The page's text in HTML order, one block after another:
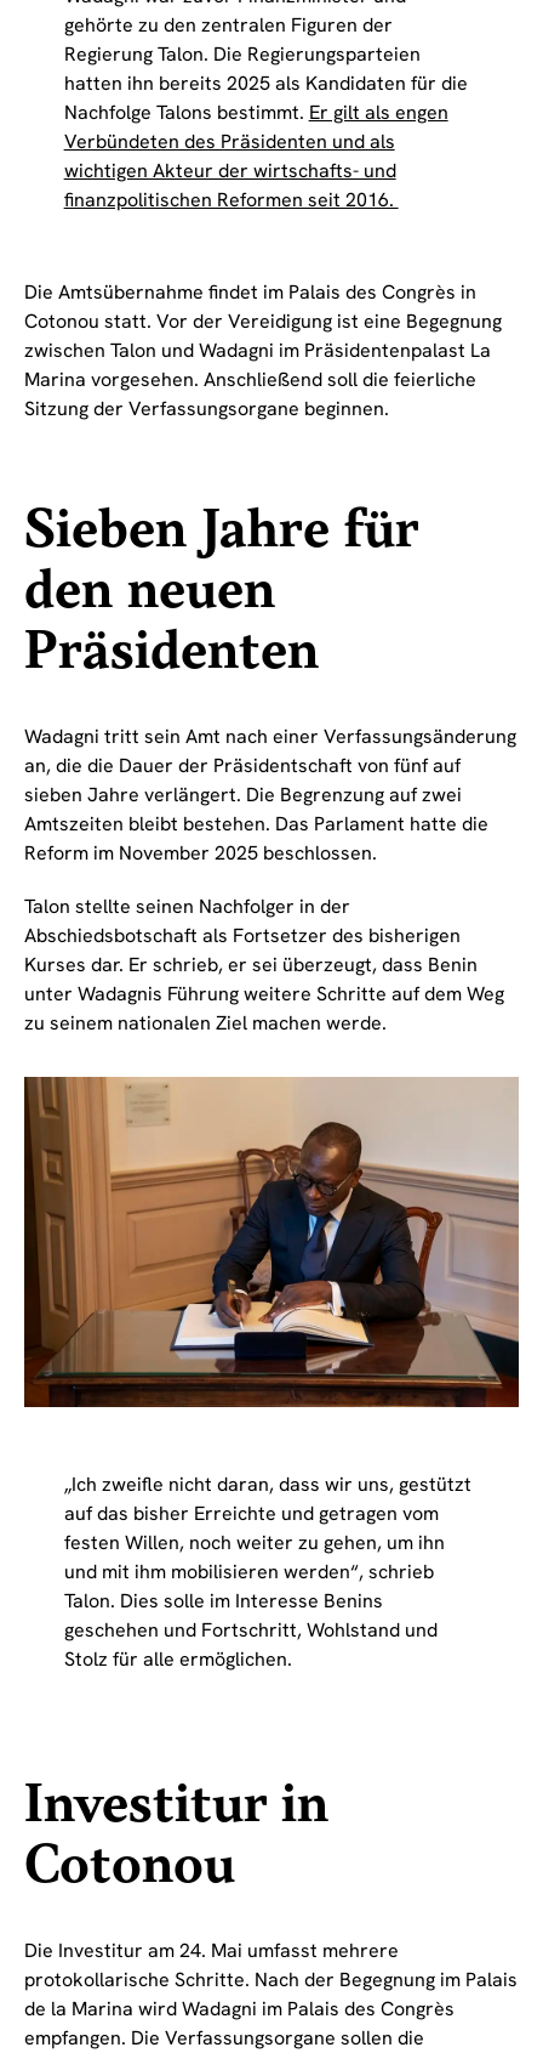
gehörte zu den zentralen Figuren der
Regierung Talon. Die Regierungsparteien
hatten ihn bereits 2025 als Kandidaten für die
Nachfolge Talons bestimmt. Er gilt als engen
Verbündeten des Präsidenten und als
wichtigen Akteur der wirtschafts- und
finanzpolitischen Reformen seit 2016.
Die Amtsübernahme findet im Palais des Congrès in
Cotonou statt. Vor der Vereidigung ist eine Begegnung
zwischen Talon und Wadagni im Präsidentenpalast La
Marina vorgesehen. Anschließend soll die feierliche
Sitzung der Verfassungsorgane beginnen.
Sieben Jahre für
den neuen
Präsidenten
Wadagni tritt sein Amt nach einer Verfassungsänderung
an, die die Dauer der Präsidentschaft von fünf auf
sieben Jahre verlängert. Die Begrenzung auf zwei
Amtszeiten bleibt bestehen. Das Parlament hatte die
Reform im November 2025 beschlossen.
Talon stellte seinen Nachfolger in der
Abschiedsbotschaft als Fortsetzer des bisherigen
Kurses dar. Er schrieb, er sei überzeugt, dass Benin
unter Wadagnis Führung weitere Schritte auf dem Weg
zu seinem nationalen Ziel machen werde.
„Ich zweifle nicht daran, dass wir uns, gestützt
auf das bisher Erreichte und getragen vom
festen Willen, noch weiter zu gehen, um ihn
und mit ihm mobilisieren werden“, schrieb
Talon. Dies solle im Interesse Benins
geschehen und Fortschritt, Wohlstand und
Stolz für alle ermöglichen.
Investitur in
Cotonou
Die Investitur am 24. Mai umfasst mehrere
protokollarische Schritte. Nach der Begegnung im Palais
de la Marina wird Wadagni im Palais des Congrès
empfangen. Die Verfassungsorgane sollen die